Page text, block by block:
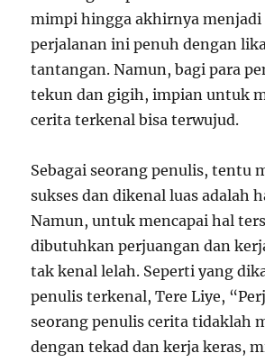
mimpi hingga akhirnya menjadi
perjalanan ini penuh dengan
tantangan. Namun, bagi para
tekun dan gigih, impian untuk
cerita terkenal bisa terwujud.
Sebagai seorang penulis, tentu
sukses dan dikenal luas adalah
Namun, untuk mencapai hal
dibutuhkan perjuangan dan
tak kenal lelah. Seperti yang
penulis terkenal, Tere Liye,
seorang penulis cerita tidaklah
dengan tekad dan kerja keras,